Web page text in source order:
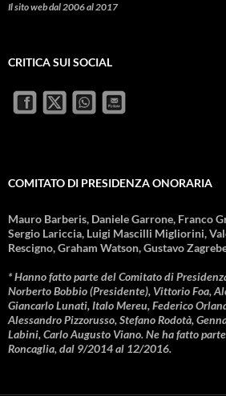
Il sito web dal 2006 al 2017
CRITICA SUI SOCIAL
COMITATO DI PRESIDENZA ONORARIA
Mauro Barberis, Daniele Garrone, Franco
Sergio Lariccia, Luigi Mascilli Migliorini,
Rescigno, Graham Watson, Gustavo
* Hanno fatto parte del Comitato di
Norberto Bobbio (Presidente), Vittorio Foa,
Giancarlo Lunati, Italo Mereu, Federico
Alessandro Pizzorusso, Stefano Rodotà,
Labini, Carlo Augusto Viano. Ne ha fatto
Roncaglia, dal 9/2014 al 12/2016.